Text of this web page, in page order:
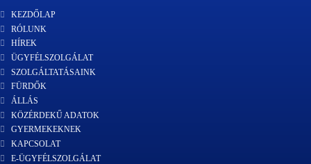
KEZDŐLAP
RÓLUNK
HÍREK
ÜGYFÉLSZOLGÁLAT
SZOLGÁLTATÁSAINK
FÜRDŐK
ÁLLÁS
KÖZÉRDEKŰ ADATOK
GYERMEKEKNEK
KAPCSOLAT
E-ÜGYFÉLSZOLGÁLAT